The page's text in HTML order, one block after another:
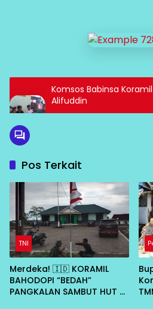
Komsos Babinsa Koramil
Alifuddin
Pos Terkait
TNI
Merdeka! 🇮🇩 KORAMIL
BAHODOPI “BEDAH”
PANGKALAN SAMBUT HUT RI